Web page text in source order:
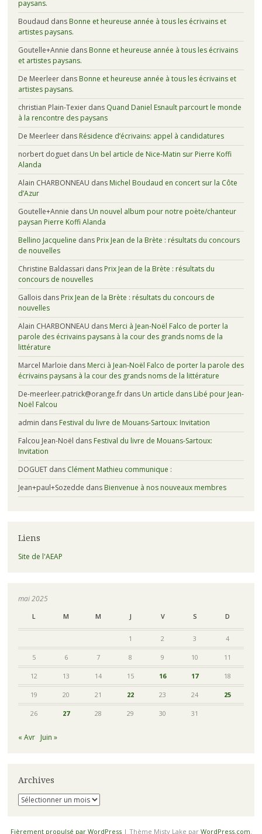
paysans.
Boudaud dans Bonne et heureuse année à tous les écrivains et
artistes paysans.
Goutelle+Annie dans Bonne et heureuse année à tous les écrivains
et artistes paysans.
De Meerleerdans Bonne et heureuse année à tous les écrivains et
artistes paysans.
christian Plain-Texierdans Quand Daniel Esnault parcourt le monde
à la rencontre des paysans
De Meerleerdans Résidence d’écrivains: appel à candidatures
norbert doguetdans Un bel article de Nice-Matin sur Pierre Koffi
Alanda
Alain CHARBONNEAU dans Michel Boudaud en concert sur la Côte
d’Azur
Goutelle+Annie dans Un nouvel album pour notre poète/chanteur
paysan Pierre Koffi Alanda
Bellino Jacqueline dans Prix Jean de la Brète : résultats du concours
de nouvelles
Christine Baldassari dans Prix Jean de la Brète : résultats du
concours de nouvelles
Galloisdans Prix Jean de la Brète : résultats du concours de
nouvelles
Alain CHARBONNEAU dans Merci à Jean-Noël Falco de porter la
parole des écrivains paysans à la cour des grands noms de la
littérature
Marcel Marloie dans Merci à Jean-Noël Falco de porter la parole des
écrivains paysans à la cour des grands noms de la littérature
De-meerleer.patrick@orange.frdans Un article dans Libé pour Jean-
Noël Falcou
admin dans Festival du livre de Mouans-Sartoux: Invitation
Falcou Jean-Noël dans Festival du livre de Mouans-Sartoux:
Invitation
DOGUETdans Clément Mathieu communique :
Jean+paul+Sozedde dans Bienvenue à nos nouveaux membres
Liens
Site de l'AEAP
mai 2025
L M M J V S D
1 2 3 4
5 6 7 8 9 10 11
12 13 14 15 16 17 18
19 20 21 22 23 24 25
26 27 28 29 30 31
« Avr Juin »
Archives
Archives
Fièrement propulsé par WordPress | Thème Misty Lake par WordPress.com